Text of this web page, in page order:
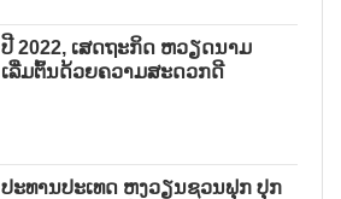
ປີ 2022, ເສດຖະກິດ ຫວຽດນາມ
ເລີ່ມຕົ້ນດ້ວຍຄວາມສະດວກດີ
ປະທານປະເທດ ຫງວຽນຊວນຟຸກ ປຸກ